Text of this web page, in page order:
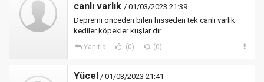
canlı varlık / 01/03/2023 21:39
Depremi önceden bilen hisseden tek canlı varlık
kediler köpekler kuşlar dır
Yanıtla (0) (0)
Yücel / 01/03/2023 21:41